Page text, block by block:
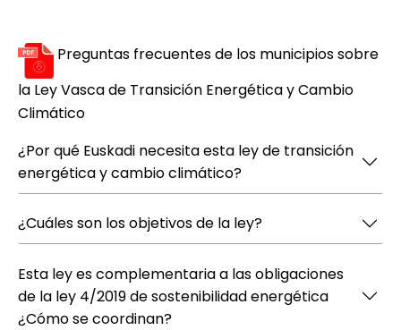
Preguntas frecuentes de los municipios sobre
la Ley Vasca de Transición Energética y Cambio
Climático
¿Por qué Euskadi necesita esta ley de transición
energética y cambio climático?
¿Cuáles son los objetivos de la ley?
Esta ley es complementaria a las obligaciones
de la ley 4/2019 de sostenibilidad energética
¿Cómo se coordinan?